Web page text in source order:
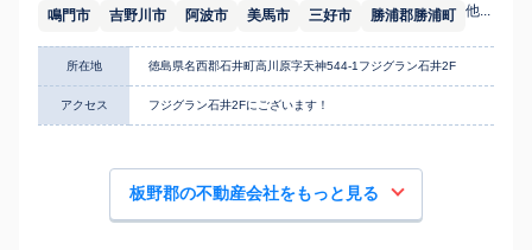
鳴門市 吉野川市 阿波市 美馬市 三好市 勝浦郡勝浦町 他...
所在地 徳島県名西郡石井町高川原字天神544-1フジグラン石井2F
アクセス フジグラン石井2Fにございます！
板野郡の不動産会社をもっと見る